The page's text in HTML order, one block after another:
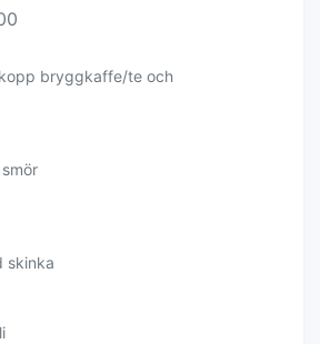
bryggkaffe/te och
skinka